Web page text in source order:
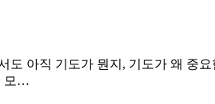
도 아직 기도가 뭔지, 기도가 왜 중
모…